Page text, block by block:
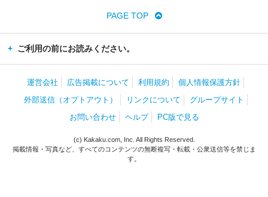
PAGE TOP
ご利用の前にお読みください。
運営会社 広告掲載について 利用規約
個人情報保護方針
外部送信（オプトアウト）
リンクについて
グループサイト
お問い合わせ
ヘルプ PC版で見る
(c) Kakaku.com, Inc. All Rights Reserved.
掲載情報・写真など、すべてのコンテンツの無断複写・転載・公衆送信等を禁じま
す。